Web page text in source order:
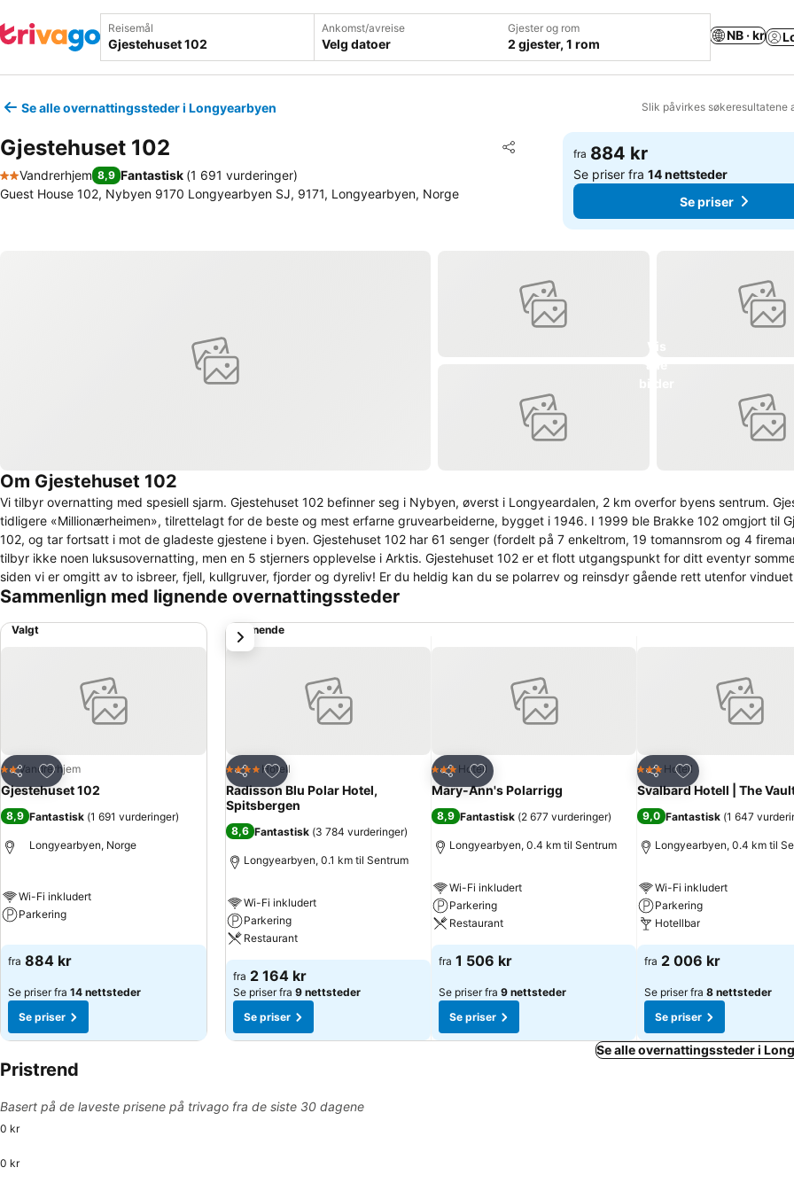
Reisemål Ankomst/avreise
Velg datoer
Gjester og rom
2 gjester, 1 rom
NB · kr
Se alle overnattingssteder i Longyearbyen Slik påvirkes søkeresultatene
Gjestehuset 102 Del
Legg til i favoritter
2 Stjerner
Vandrerhjem 8,9 Fantastisk (1 691 vurderinger)
Guest House 102, Nybyen 9170 Longyearbyen SJ, 9171, Longyearbyen, Norge
fra 884 kr
Se priser fra14 nettsteder
Se priser
Om Gjestehuset 102
Vi tilbyr overnatting med spesiell sjarm. Gjestehuset 102 befinner seg i Nybyen, øverst i Longyeardalen, 2 km overfor byens sentrum. Gjestehuset var
tidligere «Millionærheimen», tilrettelagt for de beste og mest erfarne gruvearbeiderne, bygget i 1946. I 1999 ble Brakke 102 omgjort til Gjestehuset
102, og tar fortsatt i mot de gladeste gjestene i byen. Gjestehuset 102 har 61 senger (fordelt på 7 enkeltrom, 19 tomannsrom og 4
tilbyr ikke noen luksusovernatting, men en 5 stjerners opplevelse i Arktis. Gjestehuset 102 er et flott utgangspunkt for ditt eventyr sommer og vinter
siden vi er omgitt av to isbreer, fjell, kullgruver, fjorder og dyreliv! Er du heldig kan du se polarrev og reinsdyr gående rett utenfor
mørketiden kan du bli bergtatt av stjernehimmelen eller nordlyset som danser mot sør, et vakkert naturfenomen som vi i Longyearbyen
Sammenlign med lignende overnattingssteder
Valgt
Del
Legg til i favoritter
2 Stjerner
Vandrerhjem
Gjestehuset 102
8,9 Fantastisk (1 691 vurderinger)
Longyearbyen, Norge
Wi-Fi inkludert
Parkering
fra 884 kr
Se priser fra 14 nettsteder
Se priser
Lignende
Del
Legg til i favoritter
4 StjernerHotell
Radisson Blu Polar Hotel,
Spitsbergen
8,6 Fantastisk (3 784 vurderinger)
Longyearbyen, 0.1 km til Sentrum
Wi-Fi inkludert
Parkering
Restaurant
fra 2 164 kr
Se priser fra 9 nettsteder
Se priser
Del
Legg til i favoritter
3 Stjerner
Hotell
Mary-Ann's Polarrigg
8,9 Fantastisk (2 677 vurderinger)
Longyearbyen, 0.4 km til Sentrum
Wi-Fi inkludert
Parkering
Restaurant
fra 1 506 kr
Se priser fra 9 nettsteder
Se priser
Del
Legg til i favoritter
3 Stjerner
Hotell
Svalbard Hotell | The
9,0 Fantastisk (1 647
Longyearbyen, 0.4 km til
Wi-Fi inkludert
Parkering
Hotellbar
fra 2 006 kr
Se priser fra 8 nettsteder
Se priser
Neste
Se alle overnattingssteder i
Pristrend
Basert på de laveste prisene på trivago fra de siste 30 dagene
0 kr
0 kr